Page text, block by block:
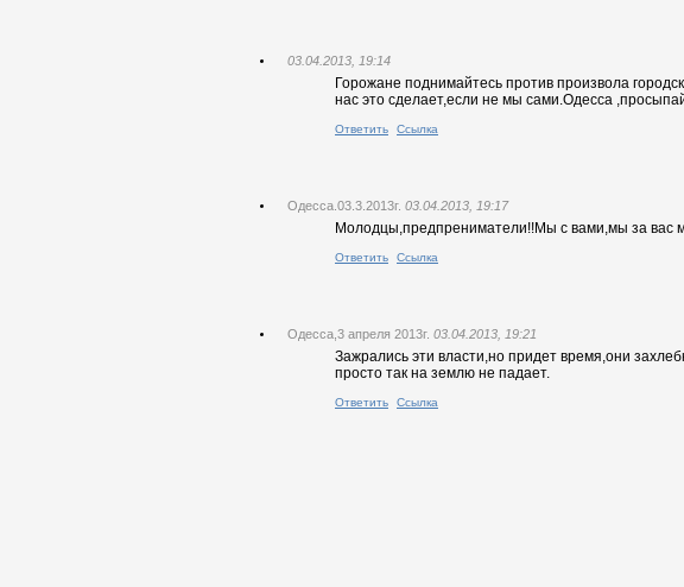
03.04.2013, 19:14
Горожане поднимайтесь против произвола
нас это сделает,если не мы сами.Одесса
Ответить Ссылка
Одесса.03.3.2013г. 03.04.2013, 19:17
Молодцы,предпрениматели!!Мы с вами,мы за вас
Ответить Ссылка
Одесса,3 апреля 2013г. 03.04.2013, 19:21
Зажрались эти власти,но придет время,они
просто так на землю не падает.
Ответить Ссылка